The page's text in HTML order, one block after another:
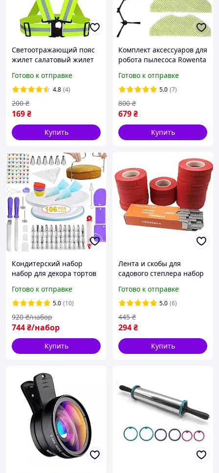
Светоотражающий пояс
жилет салатовый жилет
оверсайз
Готово к отправке
4.8 (4)
169₴
200 ₴
Купить
Комплект аксессуаров для
робота пылесоса Rowenta
75S+ RR8567WH
RR8575WH RR8577WH
Готово к отправке
5.0 (7)
679₴
800 ₴
Купить
Кондитерский набор
набор для декора тортов
украшения тортов кексов
106 шт
Готово к отправке
5.0 (10)
744₴/набор
920 ₴/набор
Купить
Лента и скобы для
садового степлера набор
скоб
Готово к отправке
5.0 (6)
294₴
445 ₴
Купить